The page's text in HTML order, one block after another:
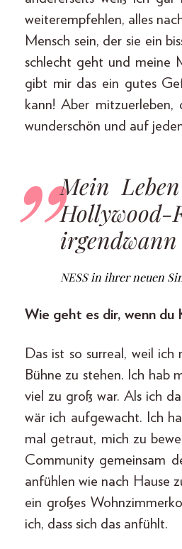
weiterempfehlen, alles
Mensch sein, der sie ein
schlecht geht und meine
gibt mir das ein gutes
kann! Aber
wunderschön und auf
Mein
irgendwann
NESS in ihrer neuen
Wie geht es dir, wenn du
Das ist so surreal, weil
Bühne zu stehen. Ich hab
viel zu groß war. Als ich
wär ich aufgewacht. Ich
mal getraut, mich zu
Community gemeinsam
anfühlen wie nach Hause
ein großes
ich, dass sich das anfühlt.